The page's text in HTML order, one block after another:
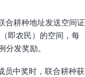
合耕种地址发送空间证
即农民）的空间，每
发奖励。
员中奖时，联合耕种获